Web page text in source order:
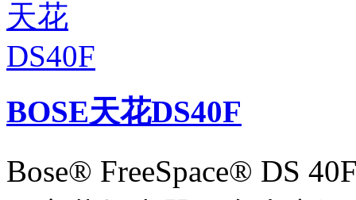
BOSE天花DS40F
Bose® FreeSpace® DS